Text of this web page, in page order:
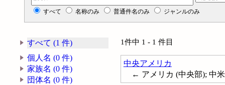
すべて 名称のみ 普通件名のみ ジャンルのみ
すべて (1 件)
個人名 (0 件)
家族名 (0 件)
団体名 (0 件)
1件中 1 - 1 件目
中央アメリカ
← アメリカ (中央部); 中米